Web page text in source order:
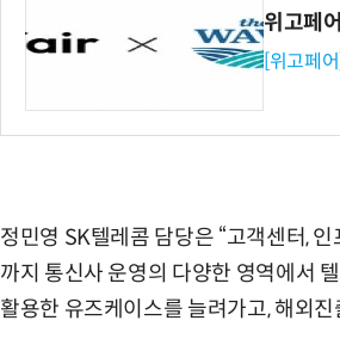
위고페
[위고페
정민영 SK텔레콤 담당은 “고객센터,
까지 통신사 운영의 다양한 영역에서
활용한 유즈케이스를 늘려가고, 해외